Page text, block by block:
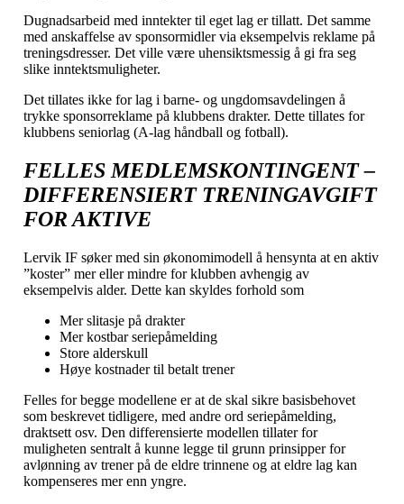
Dugnadsarbeid med inntekter til eget lag er tillatt. Det samme
med anskaffelse av sponsormidler via eksempelvis reklame på
treningsdresser. Det ville være uhensiktsmessig å gi fra seg
slike inntektsmuligheter.
Det tillates ikke for lag i barne- og ungdomsavdelingen å
trykke sponsorreklame på klubbens drakter. Dette tillates for
klubbens seniorlag (A-lag håndball og fotball).
FELLES MEDLEMSKONTINGENT –
DIFFERENSIERT TRENINGAVGIFT
FOR AKTIVE
Lervik IF søker med sin økonomimodell å hensynta at en aktiv
”koster” mer eller mindre for klubben avhengig av
eksempelvis alder. Dette kan skyldes forhold som
Mer slitasje på drakter
Mer kostbar seriepåmelding
Store alderskull
Høye kostnader til betalt trener
Felles for begge modellene er at de skal sikre basisbehovet
som beskrevet tidligere, med andre ord seriepåmelding,
draktsett osv. Den differensierte modellen tillater for
muligheten sentralt å kunne legge til grunn prinsipper for
avlønning av trener på de eldre trinnene og at eldre lag kan
kompenseres mer enn yngre.